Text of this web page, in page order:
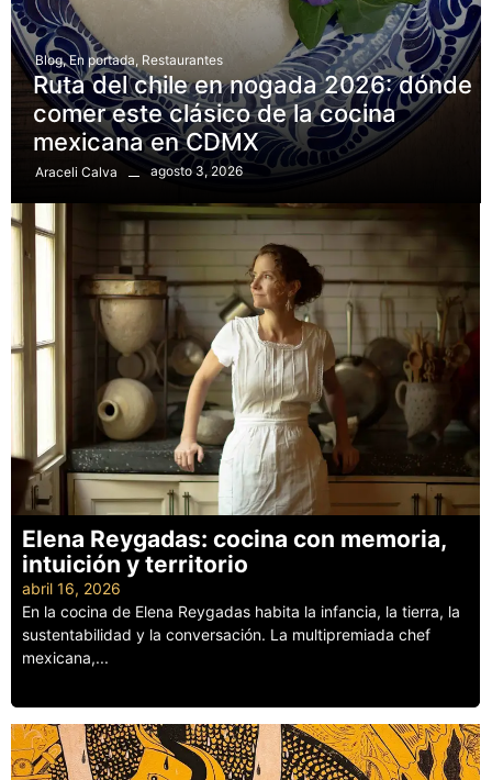
Blog, En portada Restaurantes
Ruta del chile en nogada 2026: dónde
comer este clásico de la cocina
mexicana en CDMX
Araceli Calva agosto 3, 2026
Elena Reygadas: cocina con memoria,
intuición y territorio
abril 16, 2026
En la cocina de Elena Reygadas habita la infancia, la tierra, la
sustentabilidad y la conversación. La multipremiada chef
mexicana,...